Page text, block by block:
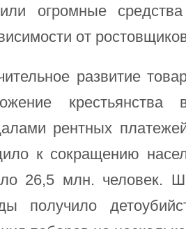
огромные
от
развитие
крестьянства
рентных
к сокращению
26,5 млн. человек.
получило